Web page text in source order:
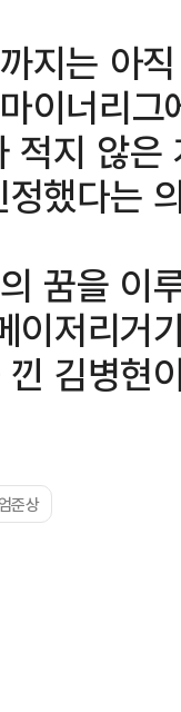
지는 아
이너리
적지 않
했다는
꿈을 이
이저리거
김병현
준상